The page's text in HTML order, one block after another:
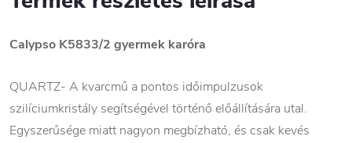
Calypso K5833/2 gyermek karóra
QUARTZ- A kvarcmű a pontos időimpulzusok
szilíciumkristály segítségével történő előállítására utal.
Egyszerűsége miatt nagyon megbízható, és csak kevés